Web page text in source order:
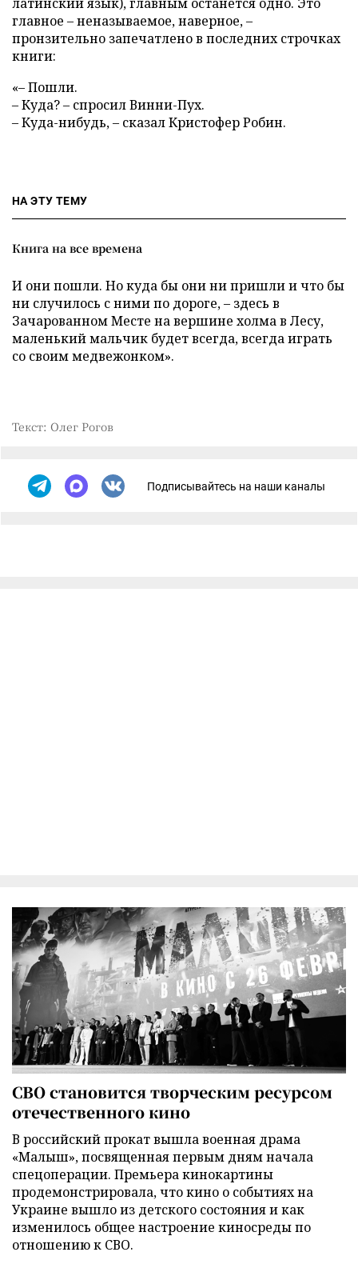
главное – неназываемое, наверное, –
пронзительно запечатлено в последних строчках
книги:
«– Пошли.
– Куда? – спросил Винни-Пух.
– Куда-нибудь, – сказал Кристофер Робин.
НА ЭТУ ТЕМУ
Книга на все времена
И они пошли. Но куда бы они ни пришли и что бы
ни случилось с ними по дороге, – здесь в
Зачарованном Месте на вершине холма в Лесу,
маленький мальчик будет всегда, всегда играть
со своим медвежонком».
Текст: Олег Рогов
Подписывайтесь на наши каналы
СВО становится творческим ресурсом
отечественного кино
В российский прокат вышла военная драма
«Малыш», посвященная первым дням начала
спецоперации. Премьера кинокартины
продемонстрировала, что кино о событиях на
Украине вышло из детского состояния и как
изменилось общее настроение киносреды по
отношению к СВО.